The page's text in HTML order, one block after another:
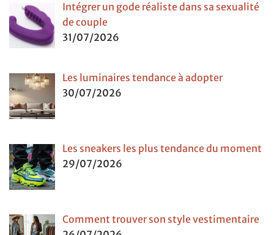
Intégrer un gode réaliste dans sa sexualité
de couple
31/07/2026
Les luminaires tendance à adopter
30/07/2026
Les sneakers les plus tendance du moment
29/07/2026
Comment trouver son style vestimentaire